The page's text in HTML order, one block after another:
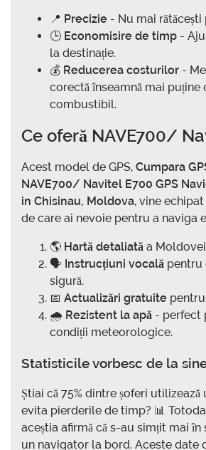
📍 Precizie - Nu mai rătăcești
🕒 Economisire de timp -
la destinație.
💰 Reducerea costurilor -
corectă înseamnă mai
combustibil.
Ce oferă NAVE700/
Acest model de GPS, Cumpara
NAVE700/ Navitel E700 GPS
in Chisinau, Moldova, vine
de care ai nevoie pentru a naviga
🌎 Hartă detaliată a
🗣️ Instrucțiuni vocală pentru
sigură.
📅 Actualizări gratuite pentru
🌧️ Rezistent la apă - perfect
condiții meteorologice.
Statisticile vorbesc de la
Știai că 75% dintre șoferi utilizează
evita pierderile de timp? 📊
aceștia afirmă că s-au simțit mai în
un navigator la bord. Aceste date